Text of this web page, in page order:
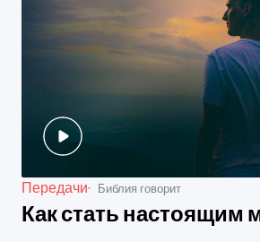
Передачи Библия говорит
Как стать настоящим